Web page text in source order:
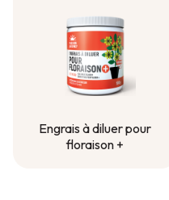
Engrais à diluer pour
floraison +